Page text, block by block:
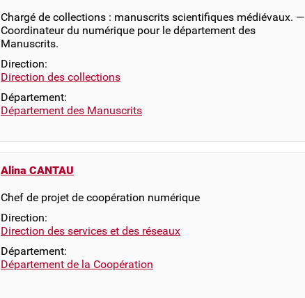
Chargé de collections : manuscrits scientifiques médiévaux. —
Coordinateur du numérique pour le département des
Manuscrits.
Direction:
Direction des collections
Département:
Département des Manuscrits
Alina CANTAU
Chef de projet de coopération numérique
Direction:
Direction des services et des réseaux
Département:
Département de la Coopération